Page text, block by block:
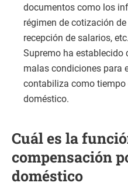
documentos como los
régimen de cotización
recepción de salarios,
Supremo ha establecido
malas condiciones para
contabiliza como
doméstico.
Cuál es la
compensación
doméstico